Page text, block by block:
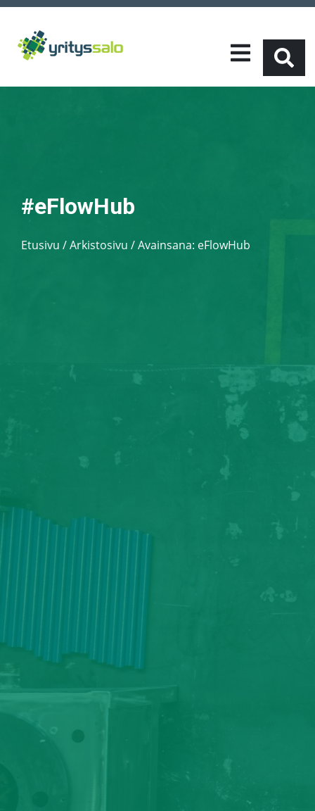
#eFlowHub
Etusivu /Arkistosivu / Avainsana: eFlowHub